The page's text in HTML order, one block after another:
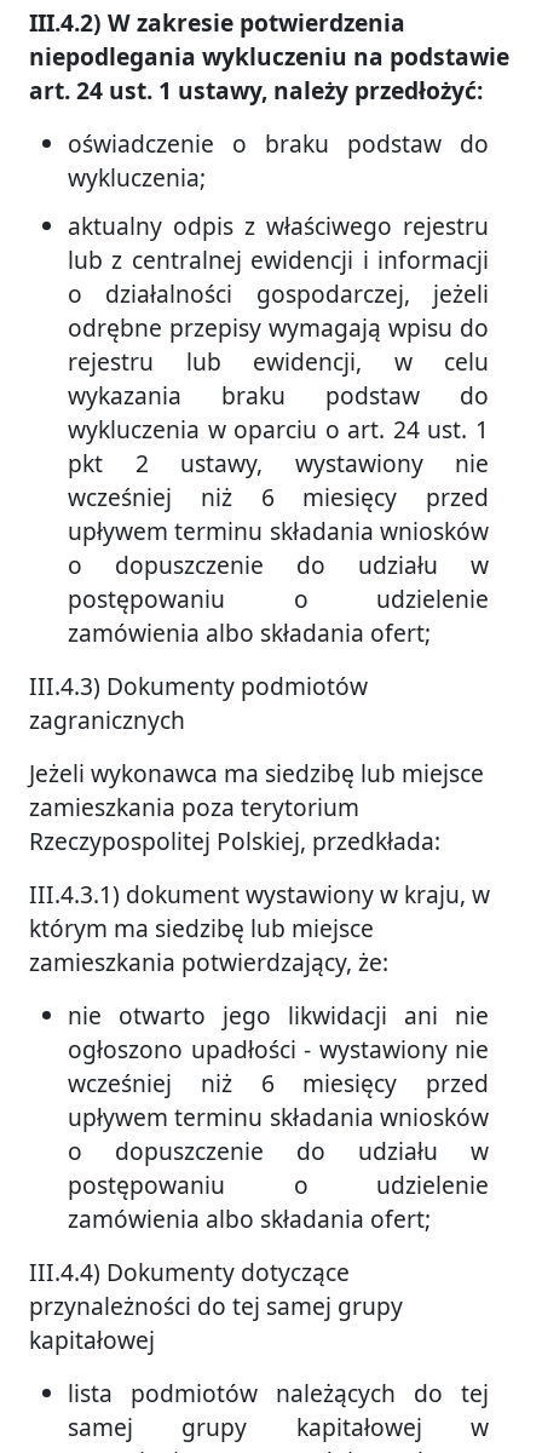
III.4.2) W zakresie potwierdzenia
niepodlegania wykluczeniu na podstawie
art. 24 ust. 1 ustawy, należy przedłożyć:
oświadczenie o braku podstaw do
wykluczenia;
aktualny odpis z właściwego rejestru
lub z centralnej ewidencji i informacji
o działalności gospodarczej, jeżeli
odrębne przepisy wymagają wpisu do
rejestru lub ewidencji, w celu
wykazania braku podstaw do
wykluczenia w oparciu o art. 24 ust. 1
pkt 2 ustawy, wystawiony nie
wcześniej niż 6 miesięcy przed
upływem terminu składania wniosków
o dopuszczenie do udziału w
postępowaniu o udzielenie
zamówienia albo składania ofert;
III.4.3) Dokumenty podmiotów
zagranicznych
Jeżeli wykonawca ma siedzibę lub miejsce
zamieszkania poza terytorium
Rzeczypospolitej Polskiej, przedkłada:
III.4.3.1) dokument wystawiony w kraju, w
którym ma siedzibę lub miejsce
zamieszkania potwierdzający, że:
nie otwarto jego likwidacji ani nie
ogłoszono upadłości - wystawiony nie
wcześniej niż 6 miesięcy przed
upływem terminu składania wniosków
o dopuszczenie do udziału w
postępowaniu o udzielenie
zamówienia albo składania ofert;
III.4.4) Dokumenty dotyczące
przynależności do tej samej grupy
kapitałowej
lista podmiotów należących do tej
samej grupy kapitałowej w